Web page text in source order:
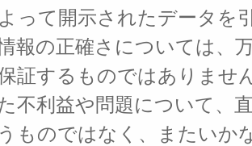
って開示されたデータを
報の正確さについては、
証するものではありませ
不利益や問題について、
ものではなく、またいか